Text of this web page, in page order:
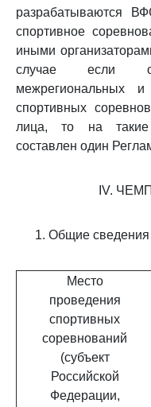
разрабатываются
спортивное
иными
случае если
межрегиональных и
спортивных
лица, то на
составлен один
IV.
1. Общие сведения
Место
проведения
спортивных
соревнований
(субъект
Российской
Федерации,